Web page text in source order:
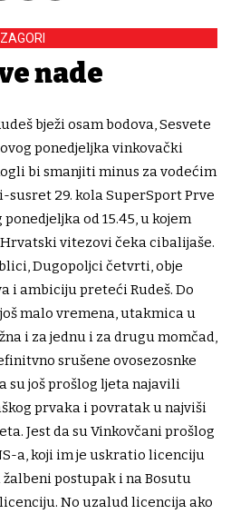
nade
bježi osam bodova, Sesvete
ponedjeljka vinkovački
bi smanjiti minus za vodećim
susret 29. kola SuperSport Prve
od 15.45, u kojem
vitezovi čeka cibalijaše.
Dugopoljci četvrti, obje
i ambiciju preteći Rudeš. Do
malo vremena, utakmica u
i za jednu i za drugu momčad,
srušene ovosezosnke
su još prošlog ljeta najavili
prvaka i povratak u najviši
Jest da su Vinkovčani prošlog
a, koji im je uskratio licenciju
postupak i na Bosutu
No uzalud licencija ako